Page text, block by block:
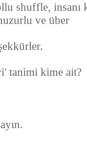
shuffle, insanı
ve über
tanimi kime ait?